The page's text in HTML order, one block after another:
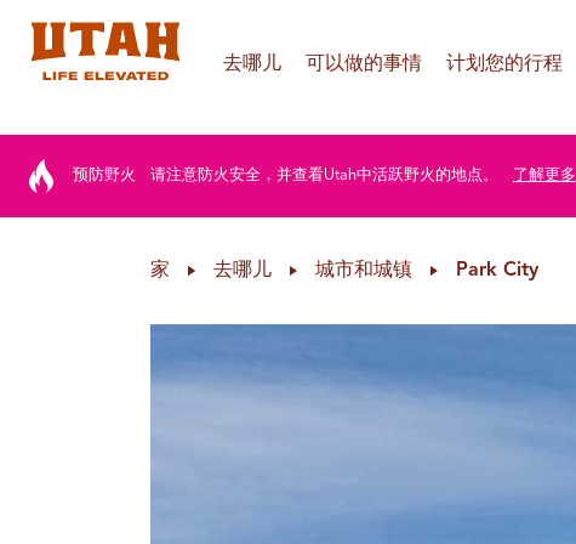
去哪儿 可以做的事情 计划您的行程
预防野火 请注意防火安全，并查看Utah中活跃野火的地点。 了解更多
家 去哪儿 城市和城镇 Park City